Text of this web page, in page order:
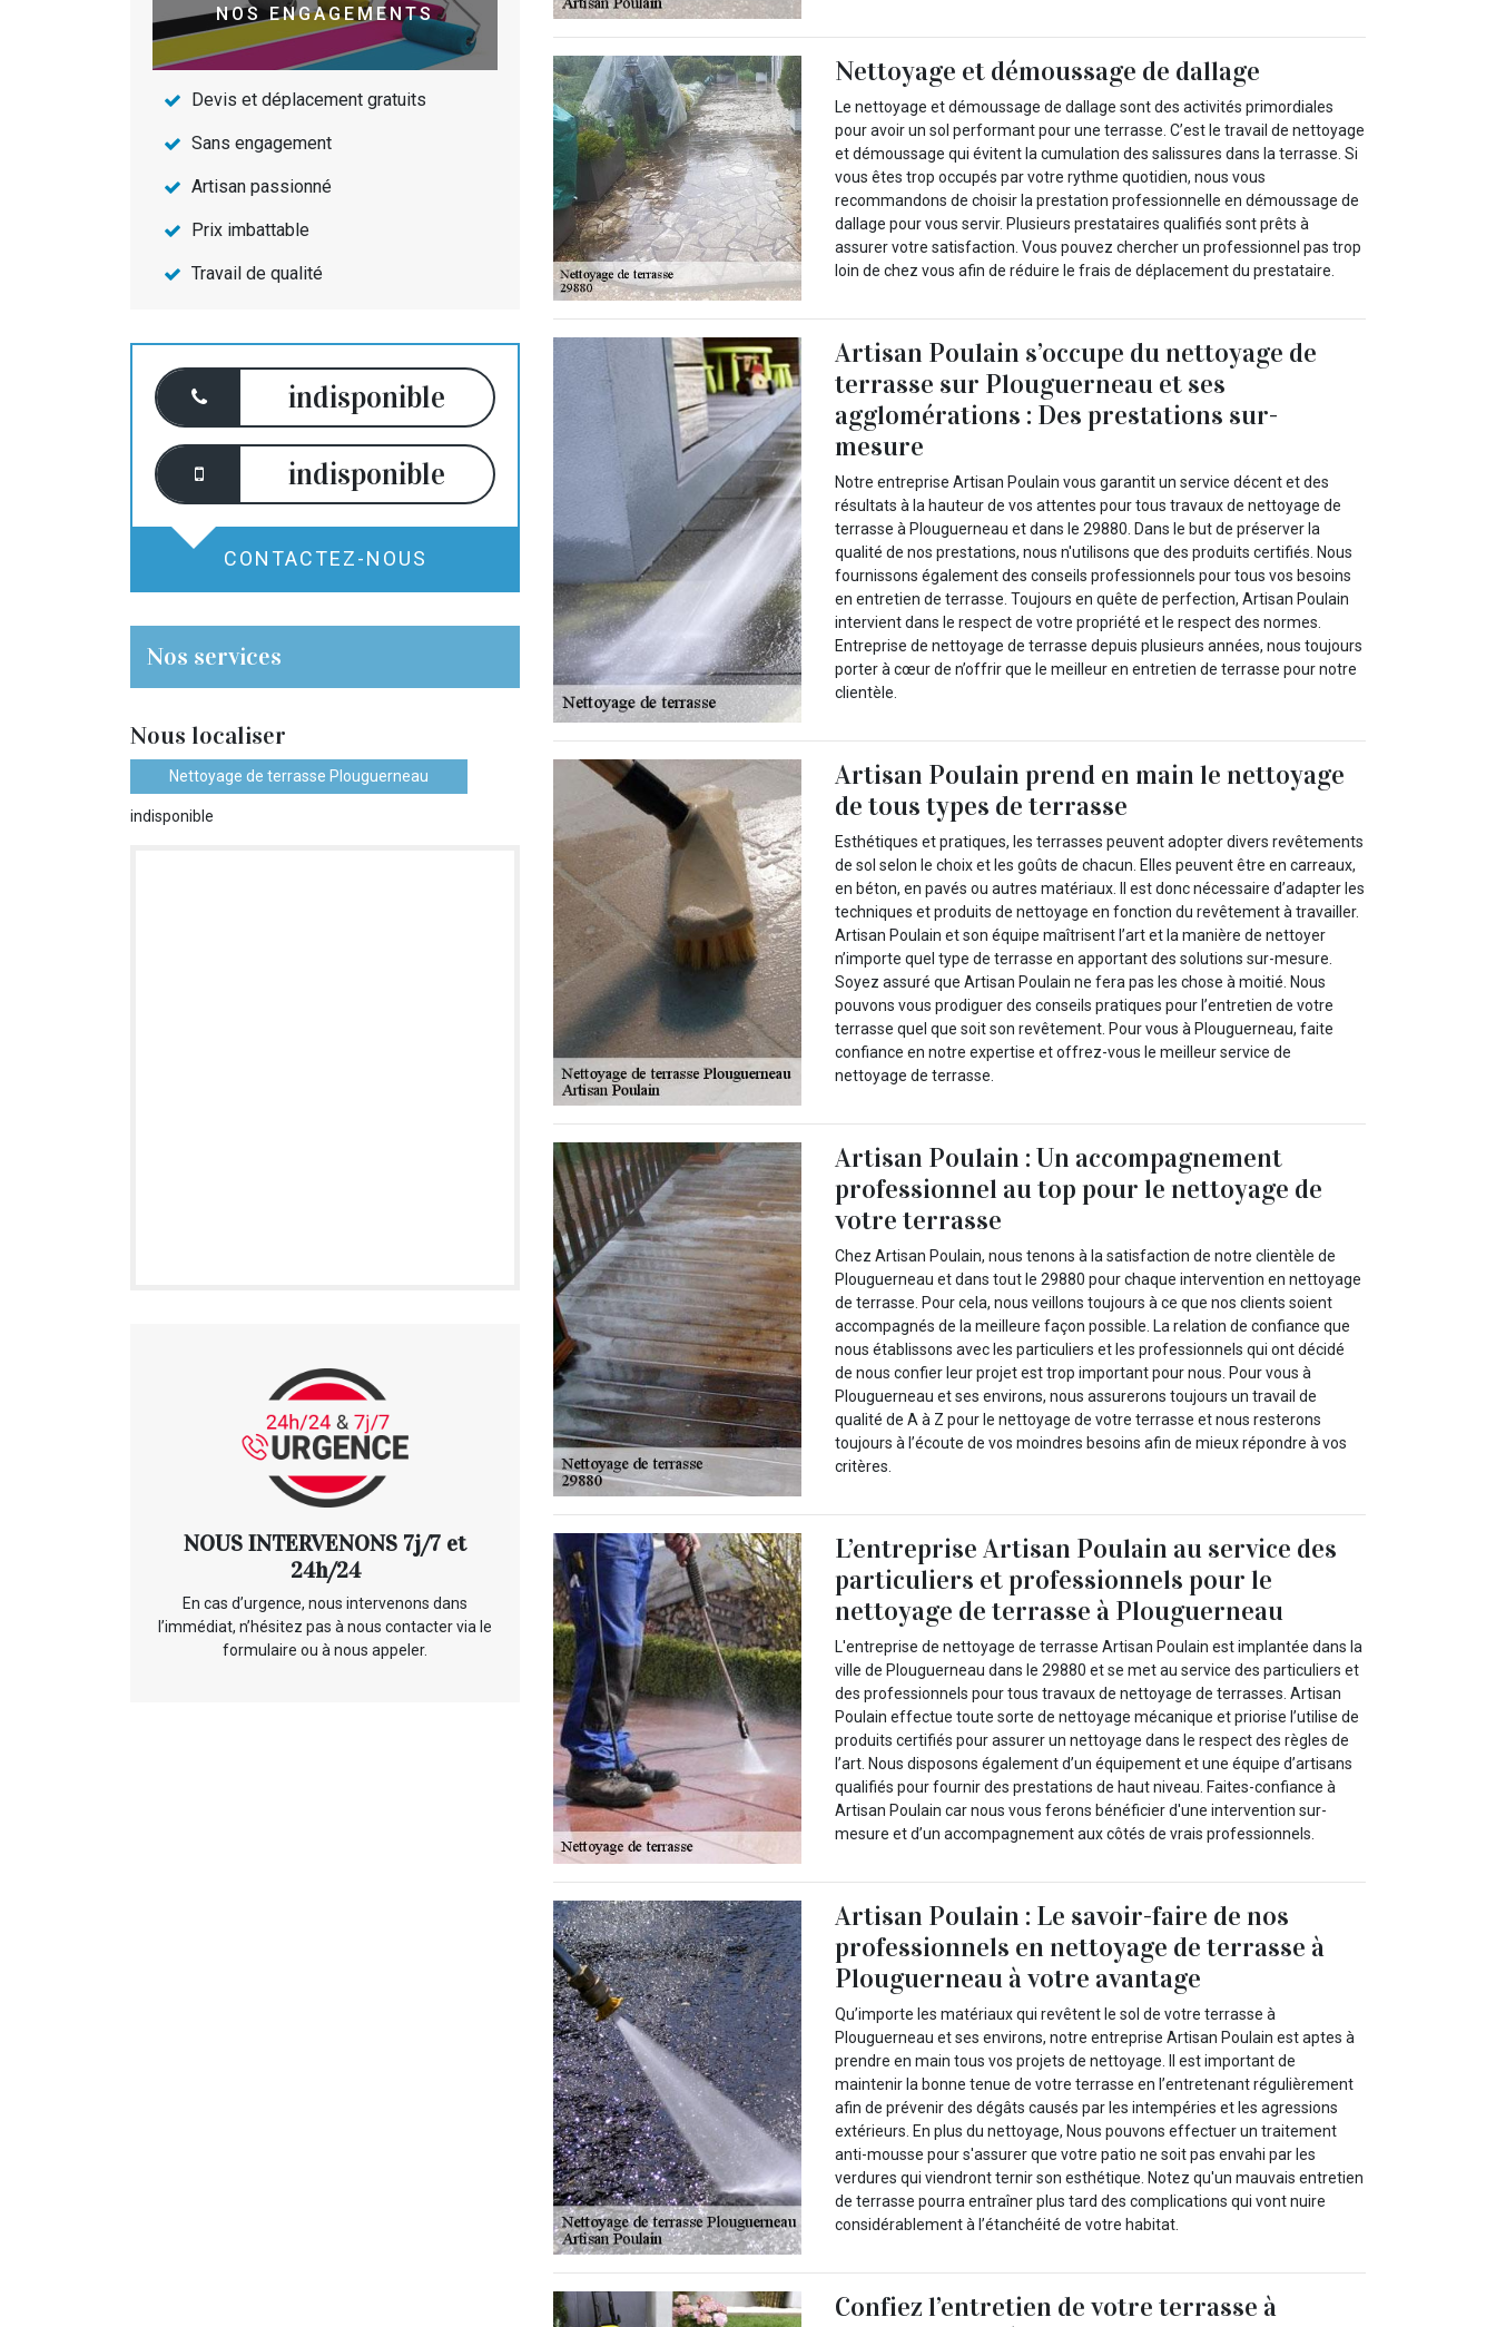
NOS ENGAGEMENTS
Devis et déplacement gratuits
Sans engagement
Artisan passionné
Prix imbattable
Travail de qualité
indisponible
indisponible
CONTACTEZ-NOUS
Nos services
Nous localiser
Nettoyage de terrasse Plouguerneau
indisponible
NOUS INTERVENONS 7j/7 et
24h/24
En cas d’urgence, nous intervenons dans
l’immédiat, n’hésitez pas à nous contacter via le
formulaire ou à nous appeler.
Nettoyage et démoussage de dallage
Le nettoyage et démoussage de dallage sont des activités primordiales
pour avoir un sol performant pour une terrasse. C’est le travail de nettoyage
et démoussage qui évitent la cumulation des salissures dans la terrasse. Si
vous êtes trop occupés par votre rythme quotidien, nous vous
recommandons de choisir la prestation professionnelle en démoussage de
dallage pour vous servir. Plusieurs prestataires qualifiés sont prêts à
assurer votre satisfaction. Vous pouvez chercher un professionnel pas trop
loin de chez vous afin de réduire le frais de déplacement du prestataire.
Artisan Poulain s’occupe du nettoyage de
terrasse sur Plouguerneau et ses
agglomérations : Des prestations sur-
mesure
Notre entreprise Artisan Poulain vous garantit un service décent et des
résultats à la hauteur de vos attentes pour tous travaux de nettoyage de
terrasse à Plouguerneau et dans le 29880. Dans le but de préserver la
qualité de nos prestations, nous n'utilisons que des produits certifiés. Nous
fournissons également des conseils professionnels pour tous vos besoins
en entretien de terrasse. Toujours en quête de perfection, Artisan Poulain
intervient dans le respect de votre propriété et le respect des normes.
Entreprise de nettoyage de terrasse depuis plusieurs années, nous toujours
porter à cœur de n’offrir que le meilleur en entretien de terrasse pour notre
clientèle.
Artisan Poulain prend en main le nettoyage
de tous types de terrasse
Esthétiques et pratiques, les terrasses peuvent adopter divers revêtements
de sol selon le choix et les goûts de chacun. Elles peuvent être en carreaux,
en béton, en pavés ou autres matériaux. Il est donc nécessaire d’adapter les
techniques et produits de nettoyage en fonction du revêtement à travailler.
Artisan Poulain et son équipe maîtrisent l’art et la manière de nettoyer
n’importe quel type de terrasse en apportant des solutions sur-mesure.
Soyez assuré que Artisan Poulain ne fera pas les chose à moitié. Nous
pouvons vous prodiguer des conseils pratiques pour l’entretien de votre
terrasse quel que soit son revêtement. Pour vous à Plouguerneau, faite
confiance en notre expertise et offrez-vous le meilleur service de
nettoyage de terrasse.
Artisan Poulain : Un accompagnement
professionnel au top pour le nettoyage de
votre terrasse
Chez Artisan Poulain, nous tenons à la satisfaction de notre clientèle de
Plouguerneau et dans tout le 29880 pour chaque intervention en nettoyage
de terrasse. Pour cela, nous veillons toujours à ce que nos clients soient
accompagnés de la meilleure façon possible. La relation de confiance que
nous établissons avec les particuliers et les professionnels qui ont décidé
de nous confier leur projet est trop important pour nous. Pour vous à
Plouguerneau et ses environs, nous assurerons toujours un travail de
qualité de A à Z pour le nettoyage de votre terrasse et nous resterons
toujours à l’écoute de vos moindres besoins afin de mieux répondre à vos
critères.
L’entreprise Artisan Poulain au service des
particuliers et professionnels pour le
nettoyage de terrasse à Plouguerneau
L'entreprise de nettoyage de terrasse Artisan Poulain est implantée dans la
ville de Plouguerneau dans le 29880 et se met au service des particuliers et
des professionnels pour tous travaux de nettoyage de terrasses. Artisan
Poulain effectue toute sorte de nettoyage mécanique et priorise l’utilise de
produits certifiés pour assurer un nettoyage dans le respect des règles de
l’art. Nous disposons également d’un équipement et une équipe d’artisans
qualifiés pour fournir des prestations de haut niveau. Faites-confiance à
Artisan Poulain car nous vous ferons bénéficier d'une intervention sur-
mesure et d’un accompagnement aux côtés de vrais professionnels.
Artisan Poulain : Le savoir-faire de nos
professionnels en nettoyage de terrasse à
Plouguerneau à votre avantage
Qu’importe les matériaux qui revêtent le sol de votre terrasse à
Plouguerneau et ses environs, notre entreprise Artisan Poulain est aptes à
prendre en main tous vos projets de nettoyage. Il est important de
maintenir la bonne tenue de votre terrasse en l’entretenant régulièrement
afin de prévenir des dégâts causés par les intempéries et les agressions
extérieurs. En plus du nettoyage, Nous pouvons effectuer un traitement
anti-mousse pour s'assurer que votre patio ne soit pas envahi par les
verdures qui viendront ternir son esthétique. Notez qu'un mauvais entretien
de terrasse pourra entraîner plus tard des complications qui vont nuire
considérablement à l’étanchéité de votre habitat.
Confiez l’entretien de votre terrasse à